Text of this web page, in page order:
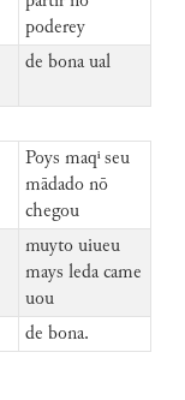
poderey
de bona ual
Poys maqⁱ seu
mādado nō
chegou
muyto uiueu
mays leda came
uou
de bona.